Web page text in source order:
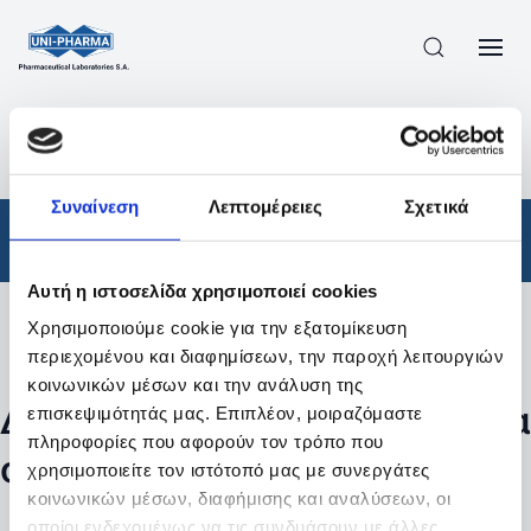
Συναίνεση Λεπτομέρειες Σχετικά
Αυτή η ιστοσελίδα χρησιμοποιεί cookies
Χρησιμοποιούμε cookie για την εξατομίκευση
περιεχομένου και διαφημίσεων, την παροχή λειτουργιών
κοινωνικών μέσων και την ανάλυση της
επισκεψιμότητάς μας. Επιπλέον, μοιραζόμαστε
πληροφορίες που αφορούν τον τρόπο που
χρησιμοποιείτε τον ιστότοπό μας με συνεργάτες
κοινωνικών μέσων, διαφήμισης και αναλύσεων, οι
οποίοι ενδεχομένως να τις συνδυάσουν με άλλες
ΠΡΟΪΟΝΤΑ
ΑΠΟΤΕΛΕΣΜΑΤΑ ΑΝΑΖΗΤΗΣΗΣ
Φάρμακα
Φίλτρα
Δεν βρέθηκαν προϊόντα με τα
συγκεκριμένα φίλτρα